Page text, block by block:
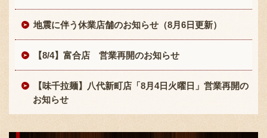
地震に伴う休業店舗のお知らせ（8月6日更新）
【8/4】富合店 営業再開のお知らせ
【味千拉麺】八代新町店「8月4日火曜日」営業再開の
お知らせ